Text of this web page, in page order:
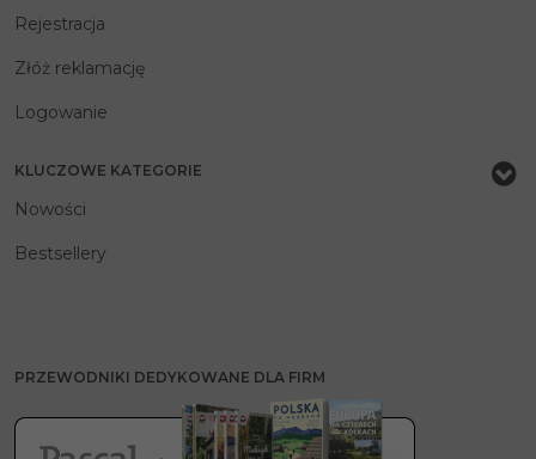
Rejestracja
Złóż reklamację
Logowanie
KLUCZOWE KATEGORIE
Nowości
Bestsellery
PRZEWODNIKI DEDYKOWANE DLA FIRM